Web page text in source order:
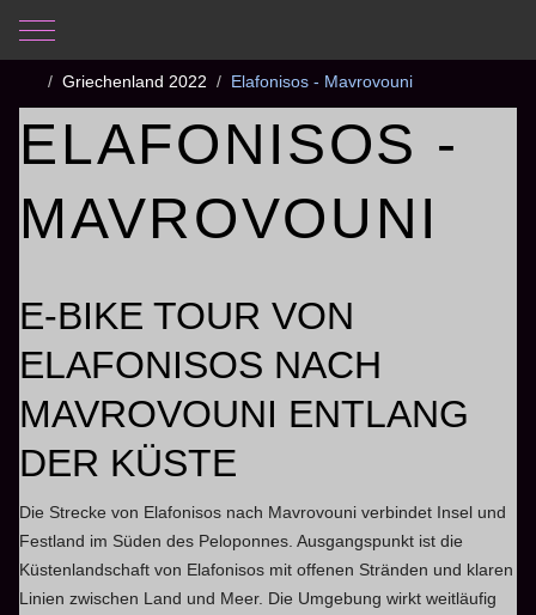
Mobile Menu Toggle
Aktuelle Seite:
Griechenland 2022
Elafonisos - Mavrovouni
ELAFONISOS -
MAVROVOUNI
E-BIKE TOUR VON
ELAFONISOS NACH
MAVROVOUNI ENTLANG
DER KÜSTE
Die Strecke von Elafonisos nach Mavrovouni verbindet Insel und
Festland im Süden des Peloponnes. Ausgangspunkt ist die
Küstenlandschaft von Elafonisos mit offenen Stränden und klaren
Linien zwischen Land und Meer. Die Umgebung wirkt weitläufig